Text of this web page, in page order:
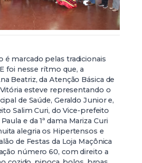
é marcado pelas tradicionais
foi nesse rítmo que, a
Beatriz, da Atenção Básica de
esteve representando o
de Saúde, Geraldo Junior e,
Salim Curi, do Vice-prefeito
e da 1ª dama Mariza Curi
alegria os Hipertensos e
de Festas da Loja Maçônica
número 60, com direito a